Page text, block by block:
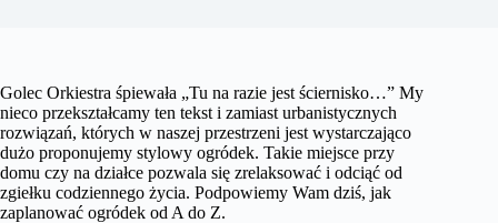
Golec Orkiestra śpiewała „Tu na razie jest ściernisko…” My
nieco przekształcamy ten tekst i zamiast urbanistycznych
rozwiązań, których w naszej przestrzeni jest wystarczająco
dużo proponujemy stylowy ogródek. Takie miejsce przy
domu czy na działce pozwala się zrelaksować i odciąć od
zgiełku codziennego życia. Podpowiemy Wam dziś, jak
zaplanować ogródek od A do Z.